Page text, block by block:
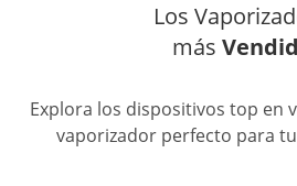
Los
más
Explora los dispositivos top en
vaporizador perfecto para